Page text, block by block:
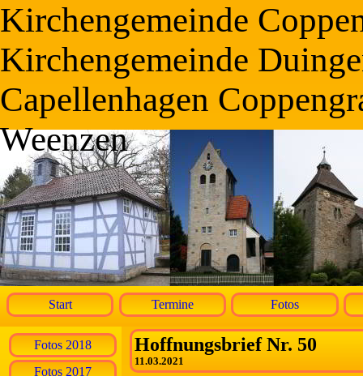
Kirchengemeinde
Kirchengemeinde
Capellenhagen
Weenzen
Start Termine Fotos
Fotos 2018
Fotos 2017
Hoffnungsbrief Nr. 50
11.03.2021